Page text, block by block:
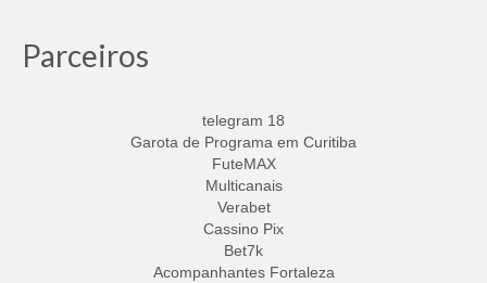
Parceiros
telegram 18
Garota de Programa em Curitiba
FuteMAX
Multicanais
Verabet
Cassino Pix
Bet7k
Acompanhantes Fortaleza